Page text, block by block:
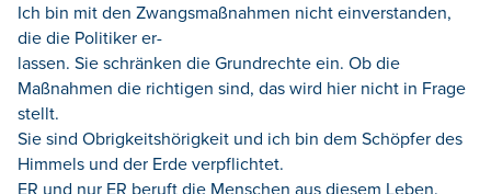
Ich bin mit den Zwangsmaßnahmen nicht einverstanden,
die die Politiker er-
lassen. Sie schränken die Grundrechte ein. Ob die
Maßnahmen die richtigen sind, das wird hier nicht in Frage
stellt.
Sie sind Obrigkeitshörigkeit und ich bin dem Schöpfer des
Himmels und der Erde verpflichtet.
ER und nur ER beruft die Menschen aus diesem Leben.